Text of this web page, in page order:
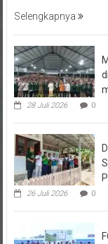
28 Juli 2026 0
26 Juli 2026 0